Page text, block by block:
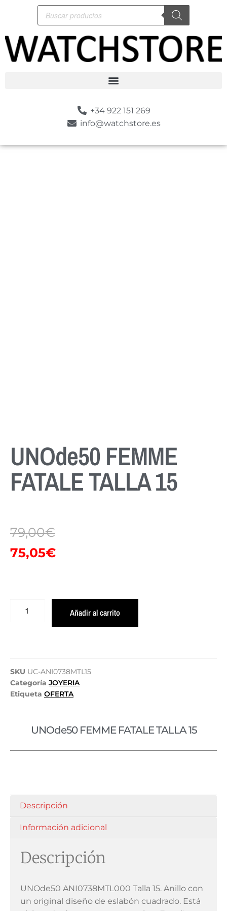
+34 922 151 269
info@watchstore.es
UNOde50 FEMME
FATALE TALLA 15
79,00€
75,05€
Añadir al carrito
SKU UC-ANI0738MTL15
Categoría JOYERIA
Etiqueta OFERTA
UNOde50 FEMME FATALE TALLA 15
Descripción
Información adicional
Descripción
UNOde50 ANI0738MTL000 Talla 15. Anillo con
un original diseño de eslabón cuadrado. Está